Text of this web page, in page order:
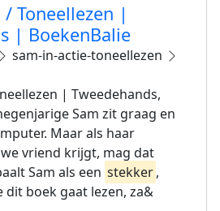
Toneellezen |
| BoekenBalie
sam-in-actie-toneellezen
| Tweedehands,
Sam zit graag en
Maar als haar
vriend krijgt, mag dat
Sam als een stekker,
dit boek gaat lezen, za&